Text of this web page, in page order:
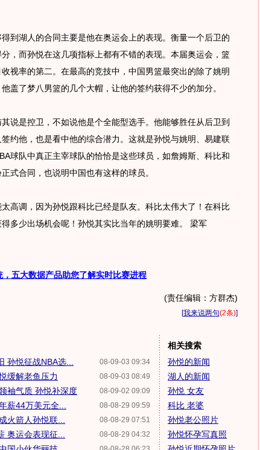
湖人的合同主要是他在奥运会上的表现。衡量一个后卫的
，而孙悦在这几项指标上都有不错的表现。本届奥运会，篮
视率的第二。在最高的竞技中，中国男篮最突出的除了姚明
盖了梦八男篮的几个大帽，让他的签约获得不少的加分。
是控卫，不如说他是个全能型选手。他能够胜任从后卫到
约他，也是看中他的综合潜力。这就是孙悦与姚明、易建联
球队中真正主宰球队的恰恰是这些球员，如詹姆斯、科比和
式合同，也说明中国也有这样的球员。
调，因为孙悦跟科比已经是队友。科比太伟大了！在科比
多少出场机会呢！孙悦其实比当年的姚明要难。 梁军
五大数据产品助您了解实时比赛进程
(责任编辑：方群杰)
[我来说两句(2条)]
08-09-03 09:34
孙悦征战NBA选...
08-09-03 08:49
缓解老鱼压力
08-09-02 09:09
袖气质 孙悦补深度
08-08-29 09:59
薪44万美元全...
08-08-29 07:51
火箭人孙悦联...
08-08-29 04:32
奥运会表现征...
相关搜索
孙悦的新闻
湖人的新闻
孙悦 女友
科比 老婆
孙悦老公照片
孙悦怀孕写真照